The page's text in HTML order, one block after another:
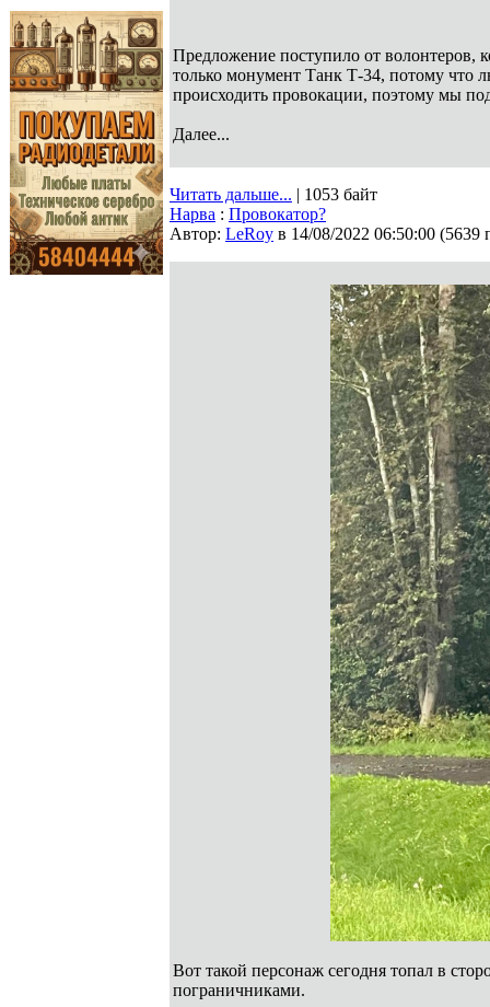
Предложение поступило от волонтеров,
только монумент Танк Т-34, потому что
происходить провокации, поэтому мы
Далее...
Читать дальше... | 1053 байт
Нарва : Провокатор?
Автор: LeRoy в 14/08/2022 06:50:00 (5639
Вот такой персонаж сегодня топал в
пограничниками.